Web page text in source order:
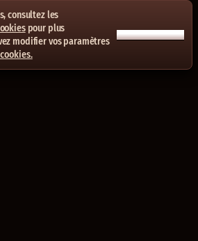
consultez les
pour plus
modifier vos paramètres
ACCEPTER TOUT